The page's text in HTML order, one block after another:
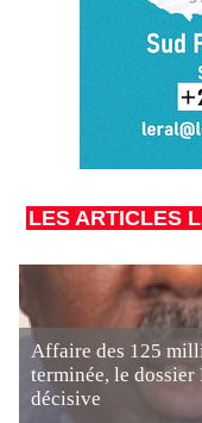
LES ARTICLES
Affaire des 125
terminée, le dossier
décisive